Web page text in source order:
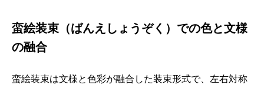
蛮絵装束（ばんえしょうぞく）での色と文様
の融合
蛮絵装束は文様と色彩が融合した装束形式で、左右対称